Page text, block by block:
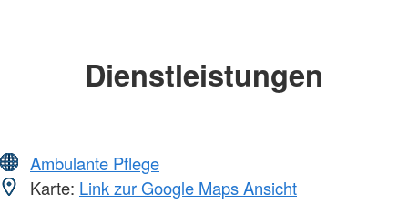
Dienstleistungen
Ambulante Pflege
Karte: Link zur Google Maps Ansicht